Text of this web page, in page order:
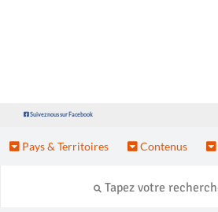
Suivez nous sur Facebook
Pays & Territoires Contenus